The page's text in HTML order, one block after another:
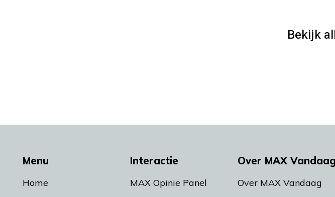
Bekijk
Menu
Home
Interactie
MAX Opinie Panel
Over MAX Vandaag
Over MAX Vandaag